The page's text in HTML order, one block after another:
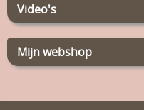
Video's
Mijn webshop